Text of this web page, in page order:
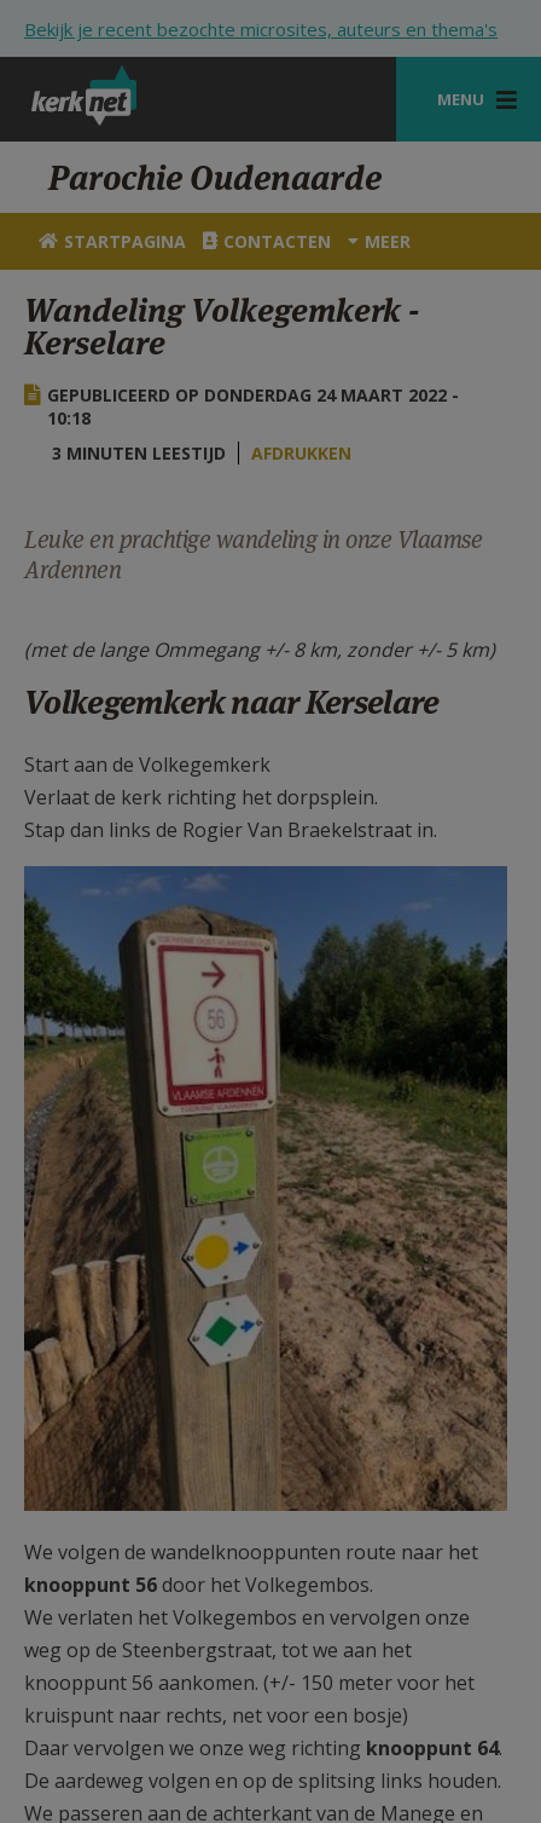
Bekijk je recent bezochte microsites, auteurs en thema's
MENU
STARTPAGINA
KERK
VIERINGEN
SHOP
HULP
STARTPAGINA PORTAAL
AANMELDEN OF REGISTREREN
Parochie Oudenaarde
STARTPAGINA CONTACTEN MEER
Wandeling Volkegemkerk -
Kerselare
GEPUBLICEERD OP DONDERDAG 24 MAART 2022 -
10:18
3 MINUTEN LEESTIJD
AFDRUKKEN
Leuke en prachtige wandeling in onze Vlaamse
Ardennen
(met de lange Ommegang +/- 8 km, zonder +/- 5 km)
Volkegemkerk naar Kerselare
Start aan de Volkegemkerk
Verlaat de kerk richting het dorpsplein.
Stap dan links de Rogier Van Braekelstraat in.
Wandeling1.jpg
We volgen de wandelknooppunten route naar het
knooppunt 56door het Volkegembos.
We verlaten het Volkegembos en vervolgen onze
weg op de Steenbergstraat, tot we aan het
knooppunt 56 aankomen. (+/- 150 meter voor het
kruispunt naar rechts, net voor een bosje)
Daar vervolgen we onze weg richting knooppunt 64.
De aardeweg volgen en op de splitsing links houden.
We passeren aan de achterkant van de Manege en